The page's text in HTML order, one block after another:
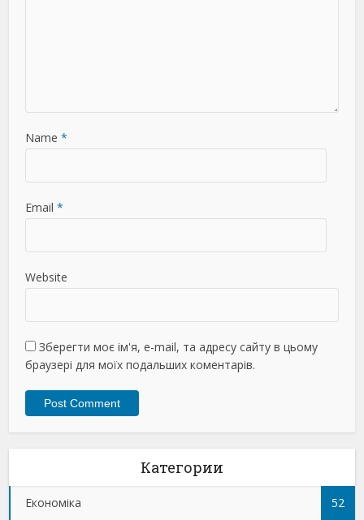
Name *
Email *
Website
Зберегти моє ім'я, e-mail, та адресу сайту в цьому
браузері для моїх подальших коментарів.
Категории
Економіка 52